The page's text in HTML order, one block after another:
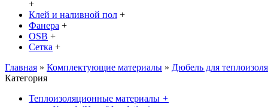
+
Клей и наливной пол +
Фанера +
OSB +
Сетка +
Главная » Комплектующие материалы » Дюбель для
Категория
Теплоизоляционные материалы +